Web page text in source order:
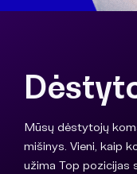
Mūsų dėstytojų
mišinys. Vieni, kaip
užima Top pozicijas